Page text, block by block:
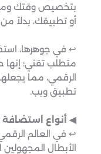
بتخصيص وقتك
أو تطبيقك، بدلاً
↩︎ في جوهرها،
متطلب تقني؛
الرقمي، مما
تطبيق ويب.
◀︎ أنواع استضافة
↩︎ في العالم
الأبطال